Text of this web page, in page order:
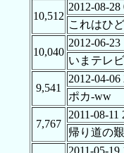
10,512
2012-08-28
これはひ
10,040
2012-06-23
いまテレ
9,541
2012-04-06
ポカ-ww
7,767
2011-08-11
帰り道の